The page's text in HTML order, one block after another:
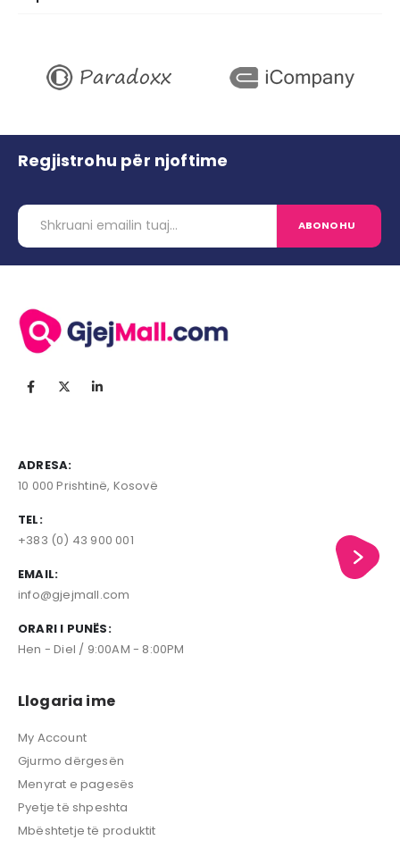
Regjistrohu për njoftime
ADRESA:
10 000 Prishtinë, Kosovë
TEL:
+383 (0) 43 900 001
EMAIL:
info@gjejmall.com
ORARI I PUNËS:
Hen - Diel / 9:00AM - 8:00PM
Llogaria ime
My Account
Gjurmo dërgesën
Menyrat e pagesës
Pyetje të shpeshta
Mbështetje të produktit